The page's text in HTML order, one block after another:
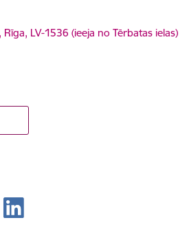
LV-1536 (ieeja no Tērbatas ielas)